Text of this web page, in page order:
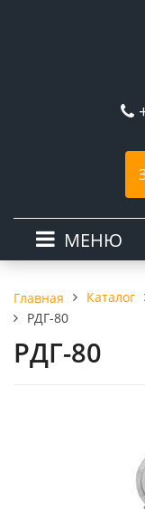
МЕНЮ
Главная Каталог
РДГ-80
РДГ-80